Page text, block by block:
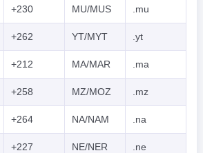
+230 MU/MUS .mu
+262 YT/MYT .yt
+212 MA/MAR .ma
+258 MZ/MOZ .mz
+264 NA/NAM .na
+227 NE/NER .ne